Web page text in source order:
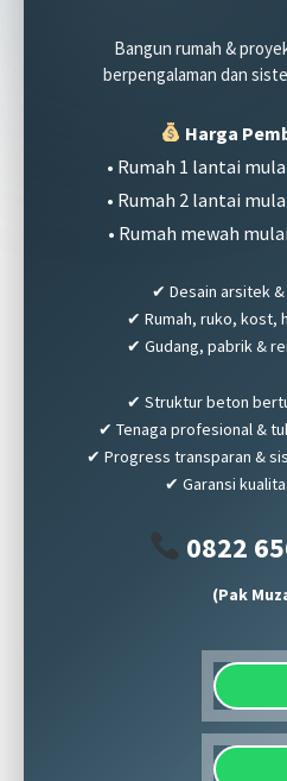
Bangun rumah &
berpengalaman dan
Harga
• Rumah 1 lantai
• Rumah 2 lantai
• Rumah mewah mulai
✔ Desain arsitek
✔ Rumah, ruko, kost,
✔ Gudang, pabrik &
✔ Struktur beton
✔ Tenaga profesional &
✔ Progress transparan &
✔ Garansi
0822
(Pak